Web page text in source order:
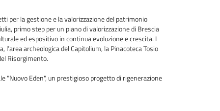
per la gestione e la valorizzazione del patrimonio
primo step per un piano di valorizzazione di Brescia
ed espositivo in continua evoluzione e crescita. I
archeologica del Capitolium, la Pinacoteca Tosio
Risorgimento.
"Nuovo Eden", un prestigioso progetto di rigenerazione